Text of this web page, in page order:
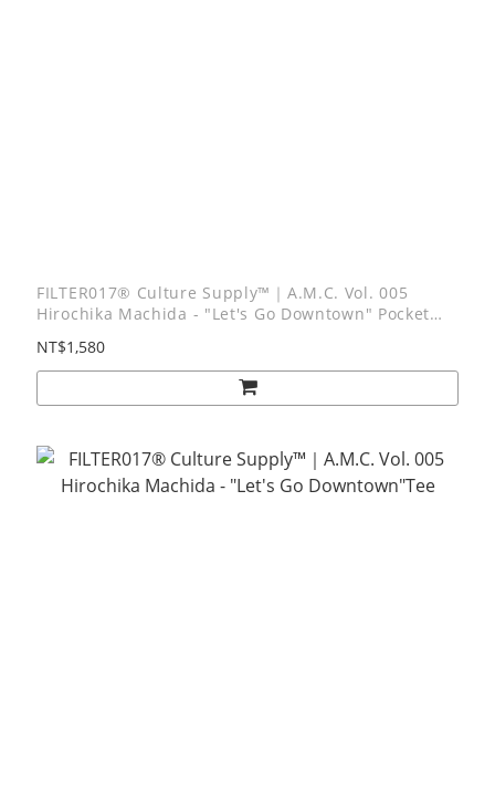
FILTER017® Culture Supply™｜A.M.C. Vol. 005
Hirochika Machida - "Let's Go Downtown" Pocket
NT$1,580